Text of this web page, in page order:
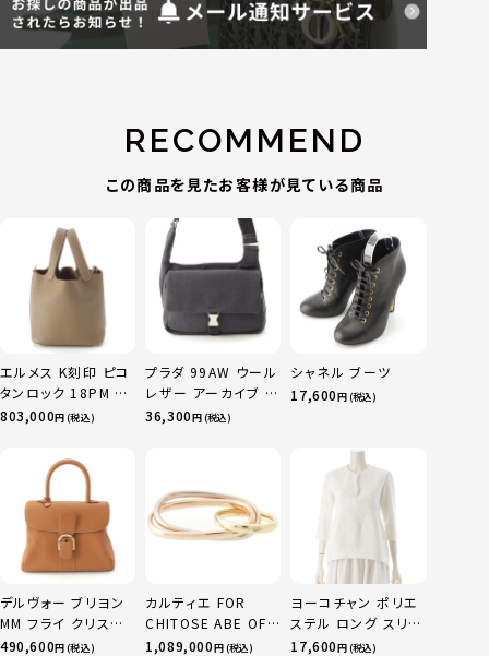
RECOMMEND
この商品を見たお客様が見ている商品
エルメス K刻印 ピコ
タンロック 18PM ト
リヨン ハンドバッグ
803,000円 (税込)
プラダ 99AW ウール
レザー アーカイブ ワ
ン ショルダーバッグ
36,300円 (税込)
シャネル ブーツ
17,600円 (税込)
デルヴォー ブリヨン
MM フライ クリスピ
ーカーフ 2WAY ショ
490,600円 (税込)
カルティエ FOR
CHITOSE ABE OF
sacai サカイ 750
1,089,000円 (税込)
ヨーコチャン ポリエ
ステル ロング スリー
ブ パール ブラウス
17,600円 (税込)